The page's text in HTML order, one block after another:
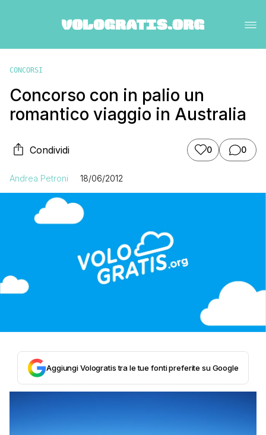
CONCORSI
Concorso con in palio un
romantico viaggio in Australia
Condividi 0 0
Andrea Petroni 18/06/2012
Aggiungi Vologratis tra le tue fonti preferite su Google